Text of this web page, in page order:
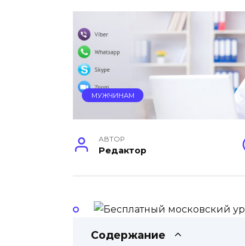
МУЖЧИНАМ
АВТОР
Редактор
Содержание